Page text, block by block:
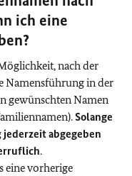
ich eine
nach der
Namensführung in der
gewünschten Namen
Solange
jederzeit abgegeben
.
eine vorherige